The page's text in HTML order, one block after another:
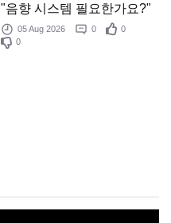
"음향 시스템 필요한가요?"
05 Aug 2026 0
0
0